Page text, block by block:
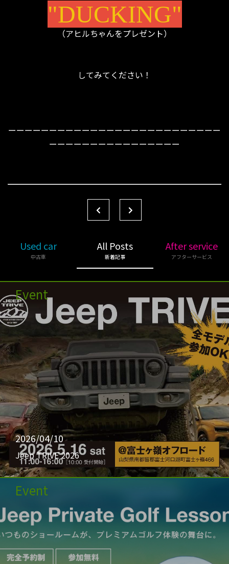
"DUCKING"
（アヒルちゃんをプレゼント）
してみてください！
ーーーーーーーーーーーーーーーーーーーーーーーーーー
ーーーーーーーーーーーーーーーー
Used car
中古車
All Posts
新着記事
After service
アフターサービス
Event
2026/04/10
Jeep TRIVE 2026
Event